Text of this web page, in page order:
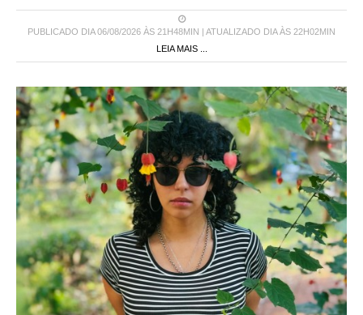
PUBLICADO DIA 06/08/2026 ÀS 21H48MIN | ATUALIZADO DIA ÀS 22H02MIN
LEIA MAIS ...